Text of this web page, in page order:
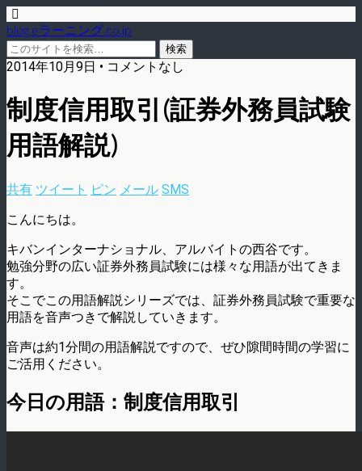
blog.eラーニング.co.jp
2014年10月9日 • コメントなし
制度信用取引(証券外務員試験
用語解説)
共有 ツイート ピン メール SMS
こんにちは。
キバンインターナショナル、アルバイトの西谷です。
勉強分野の広い証券外務員試験には様々な用語が出てきま
す。
そこでこの用語解説シリーズでは、証券外務員試験で重要な
用語を音声つきで解説していきます。
音声は約1分間の用語解説ですので、ぜひ隙間時間の学習に
ご活用ください。
今日の用語：制度信用取引